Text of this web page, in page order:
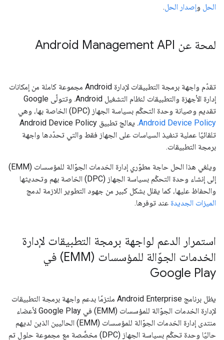
الحل وإصدار الحل.
لمحة عن Android Management API
تقدّم واجهة برمجة التطبيقات لإدارة Android مجموعة كاملة من إمكانات
إدارة الأجهزة والتطبيقات لنظام التشغيل Android. وتتولّى Google
تقديم وصيانة وحدة التحكّم بسياسة الجهاز (DPC) الخاصة بها، وهي
Android Device Policy
. يعالج تطبيق Android Device Policy
تلقائيًا عملية تنفيذ السياسات على الجهاز فقط والتي تحدّدها واجهة
برمجة التطبيقات.
ويلغي هذا الحل حاجة مطوّري إدارة الخدمات الجوّالة للمؤسسات (EMM)
إلى إنشاء وحدة التحكّم بسياسة الجهاز (DPC) الخاصة بهم وتحديثها
والحفاظ عليها، كما يقلل بشكل كبير من جهود التطوير اللازمة لدمج
الميزات الجديدة عند توفرها.
استمرار الدعم لواجهة برمجة التطبيقات لإدارة
الخدمات الجوّالة للمؤسسات (EMM) في
Google Play
يظل برنامج Android Enterprise ملتزمًا بدعم واجهة برمجة التطبيقات
لإدارة الخدمات الجوّالة للمؤسسات (EMM) في Google Play لأعضاء
منتدى إدارة الخدمات الجوّالة للمؤسسات (EMM) الحاليين الذين لديهم
حاليًا وحدة تحكّم بسياسة الجهاز (DPC) مخصَّصة مع مجموعة حلول تم